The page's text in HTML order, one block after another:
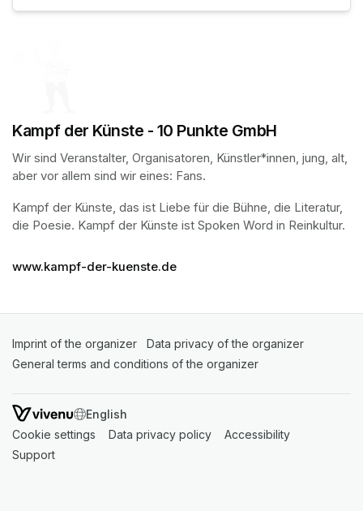
Kampf der Künste - 10 Punkte GmbH
Wir sind Veranstalter, Organisatoren, Künstler*innen, jung, alt,
aber vor allem sind wir eines: Fans.
Kampf der Künste, das ist Liebe für die Bühne, die Literatur,
die Poesie. Kampf der Künste ist Spoken Word in Reinkultur.
www.kampf-der-kuenste.de
Imprint of the organizer (opens in a new tab)
Data privacy of the organizer
General terms and conditions of the organizer
SWITCH LANGUAGE
Cookie settings (opens in a new tab)
Data privacy policy (opens in a new tab)
Accessibility
Support